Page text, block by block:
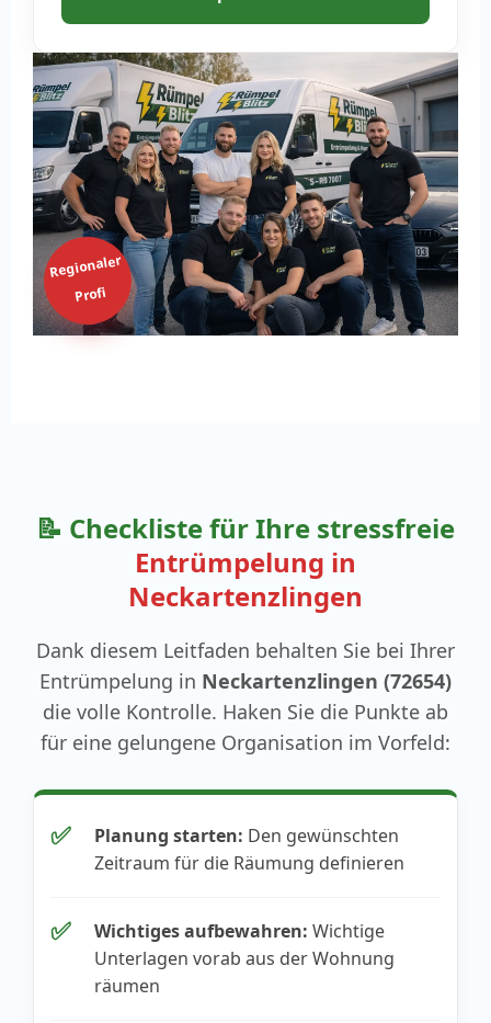
Regionaler
Profi
📝 Checkliste für Ihre stressfreie
Entrümpelung in
Neckartenzlingen
Dank diesem Leitfaden behalten Sie bei Ihrer
Entrümpelung in Neckartenzlingen (72654)
die volle Kontrolle. Haken Sie die Punkte ab
für eine gelungene Organisation im Vorfeld:
✅ Planung starten: Den gewünschten
Zeitraum für die Räumung definieren
✅ Wichtiges aufbewahren: Wichtige
Unterlagen vorab aus der Wohnung
räumen